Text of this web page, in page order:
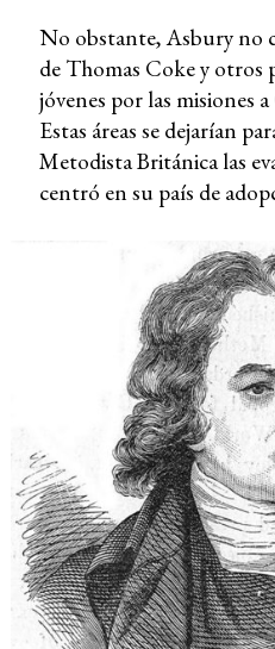
No obstante, Asbury no
de Thomas Coke y otros
jóvenes por las misiones
Estas áreas se dejarían
Metodista Británica las
centró en su país de